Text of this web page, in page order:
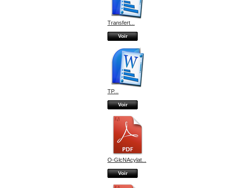
Transfert...
Voir
TP...
Voir
O-GlcNAcylat...
Voir